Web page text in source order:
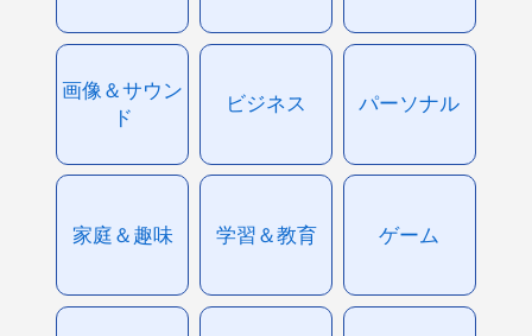
画像＆サウン
ド
ビジネス パーソナル
家庭＆趣味 学習＆教育 ゲーム